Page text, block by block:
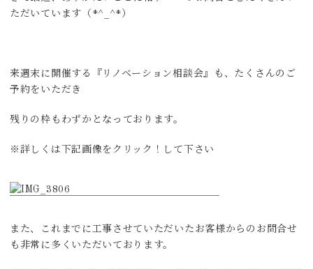
ただいています（*^_^*）
来週末に開催する『リノベーション相談会』も、たくさんのご
予約をいただき
残りの枠もわずかとなっております。
※詳しくは下記画像をクリック！して下さい
また、これまでに工事させていただいたお客様からのお問合せ
も非常に多くいただいております。